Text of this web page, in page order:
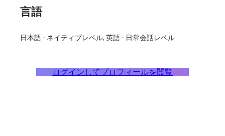
言語
日本語 - ネイティブレベル 英語 - 日常会話レベル
ログインしてプロフィールを閲覧